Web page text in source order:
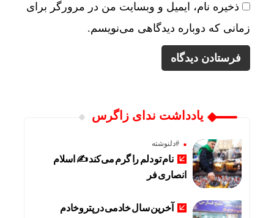
ذخیره نام، ایمیل و وبسایت من در مرورگر برای
زمانی که دوباره دیدگاهی می‌نویسم.
یادداشت ندای زاگرس
#دلنوشته
نام تو دلم را گرم می‌کند ✍️ اسلام
انصاری فر
آخرین سال خادمی در پتروخادم